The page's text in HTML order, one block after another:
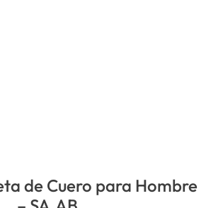
de Cuero para Hombre